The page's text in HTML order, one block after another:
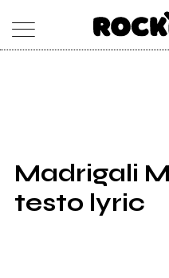
SHOP
RADIO
Madrigali
testo lyric